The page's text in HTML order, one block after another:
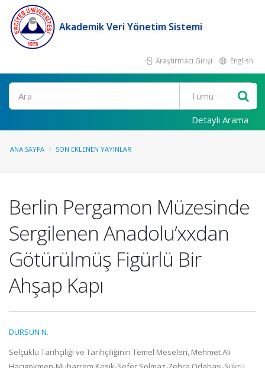
Akademik Veri Yönetim Sistemi
Araştırmacı Girişi English
Ara
Detaylı Arama
ANA SAYFA SON EKLENEN YAYINLAR
Berlin Pergamon Müzesinde
Sergilenen Anadolu’xxdan
Götürülmüş Figürlü Bir
Ahşap Kapı
DURSUN N.
Selçuklu Tarihçiliği ve Tarihçiliğinin Temel Meseleri, Mehmet Ali